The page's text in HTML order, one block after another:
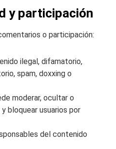
y participación
o participación:
ilegal, difamatorio,
spam, doxxing o
moderar, ocultar o
bloquear usuarios por
del contenido